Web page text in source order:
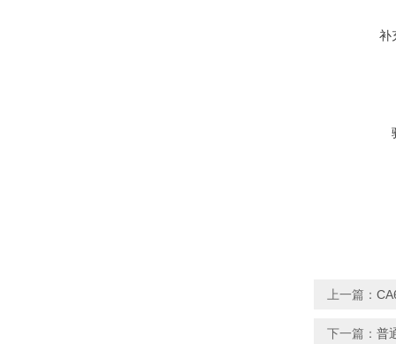
补
上一篇：
下一篇： 普